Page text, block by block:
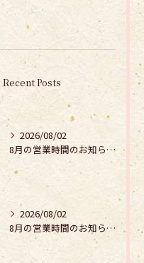
Recent Posts
2026/08/02
8月の営業時間のお知らせ𓂃𓂂𖡼.𖤣𖥧𓈒◌܀
2026/08/02
8月の営業時間のお知らせ𓂃𓂂𖡼.𖤣𖥧𓈒◌܀